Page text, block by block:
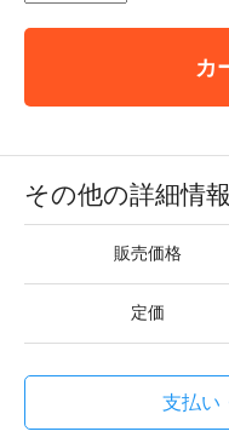
カ
その他の詳細情報
販売価格
定価
支払い